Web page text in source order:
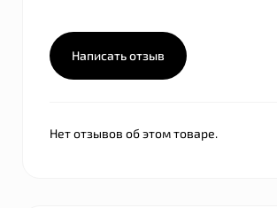
Написать отзыв
Нет отзывов об этом товаре.